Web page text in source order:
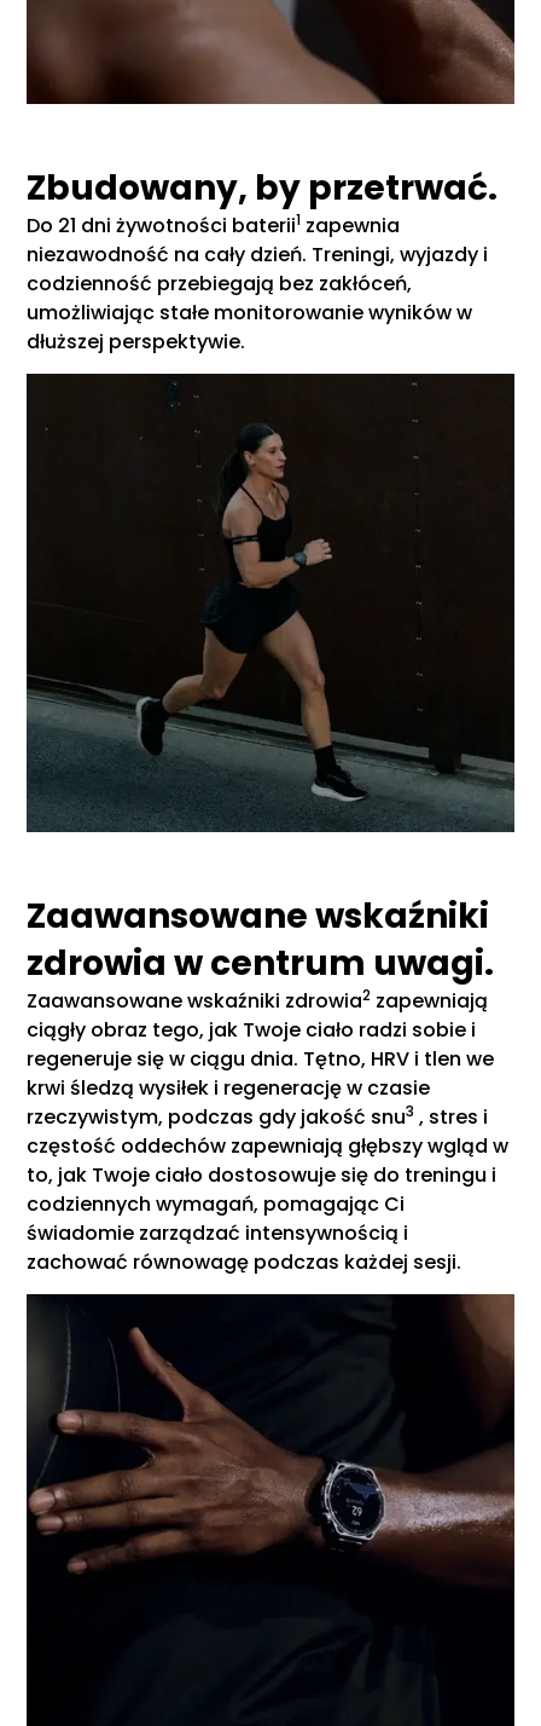
Zbudowany, by przetrwać.
Do 21 dni żywotności baterii1 zapewnia
niezawodność na cały dzień. Treningi, wyjazdy i
codzienność przebiegają bez zakłóceń,
umożliwiając stałe monitorowanie wyników w
dłuższej perspektywie.
Zaawansowane wskaźniki
zdrowia w centrum uwagi.
Zaawansowane wskaźniki zdrowia2 zapewniają
ciągły obraz tego, jak Twoje ciało radzi sobie i
regeneruje się w ciągu dnia. Tętno, HRV i tlen we
krwi śledzą wysiłek i regenerację w czasie
rzeczywistym, podczas gdy jakość snu3 , stres i
częstość oddechów zapewniają głębszy wgląd w
to, jak Twoje ciało dostosowuje się do treningu i
codziennych wymagań, pomagając Ci
świadomie zarządzać intensywnością i
zachować równowagę podczas każdej sesji.